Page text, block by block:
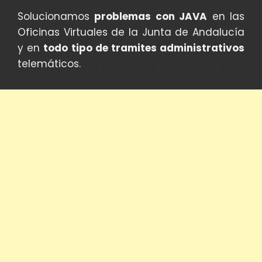
Solucionamos problemas con JAVA en las
Oficinas Virtuales de la Junta de Andalucía
y en todo tipo de tramites administrativos
telemáticos.